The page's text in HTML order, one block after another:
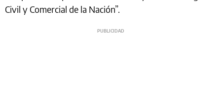
Civil y Comercial de la Nación”.